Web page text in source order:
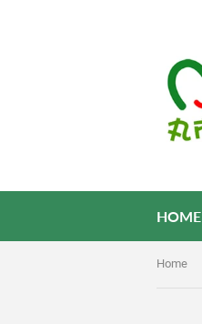
HOME
Home